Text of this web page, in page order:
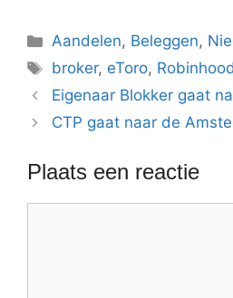
Categorieën
Aandelen, Beleggen,
Tags
broker, eToro, Robinhood
Eigenaar Blokker gaat
CTP gaat naar de
Plaats een reactie